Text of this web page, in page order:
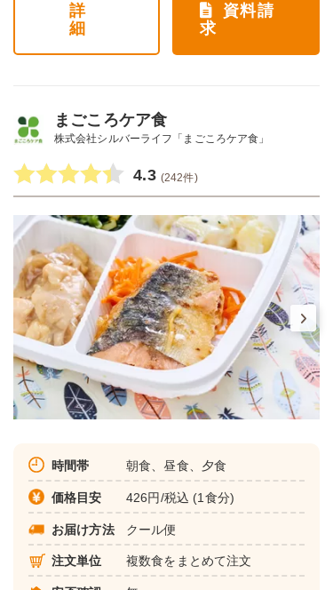
詳
細
資料請
求
まごころケア食
株式会社シルバーライフ「まごころケア食」
4.3 (242件)
時間帯 朝食、昼食、夕食
価格目安 426円/税込 (1食分)
お届け方法 クール便
注文単位 複数食をまとめて注文